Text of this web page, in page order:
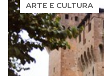
ARTE E CULTURA